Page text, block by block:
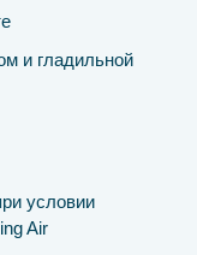
и гладильной
условии
Air